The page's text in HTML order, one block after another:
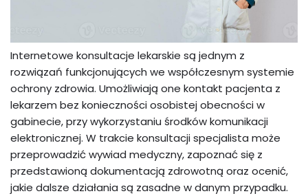
Internetowe konsultacje lekarskie są jednym z
rozwiązań funkcjonujących we współczesnym systemie
ochrony zdrowia. Umożliwiają one kontakt pacjenta z
lekarzem bez konieczności osobistej obecności w
gabinecie, przy wykorzystaniu środków komunikacji
elektronicznej. W trakcie konsultacji specjalista może
przeprowadzić wywiad medyczny, zapoznać się z
przedstawioną dokumentacją zdrowotną oraz ocenić,
jakie dalsze działania są zasadne w danym przypadku.